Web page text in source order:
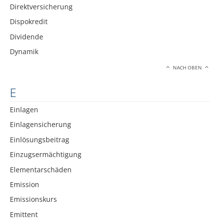
Direktversicherung
Dispokredit
Dividende
Dynamik
NACH OBEN
E
Einlagen
Einlagensicherung
Einlösungsbeitrag
Einzugsermächtigung
Elementarschäden
Emission
Emissionskurs
Emittent